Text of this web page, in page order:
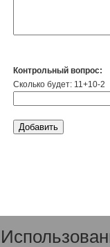
Контрольный вопрос:
Сколько будет: 11+10-2